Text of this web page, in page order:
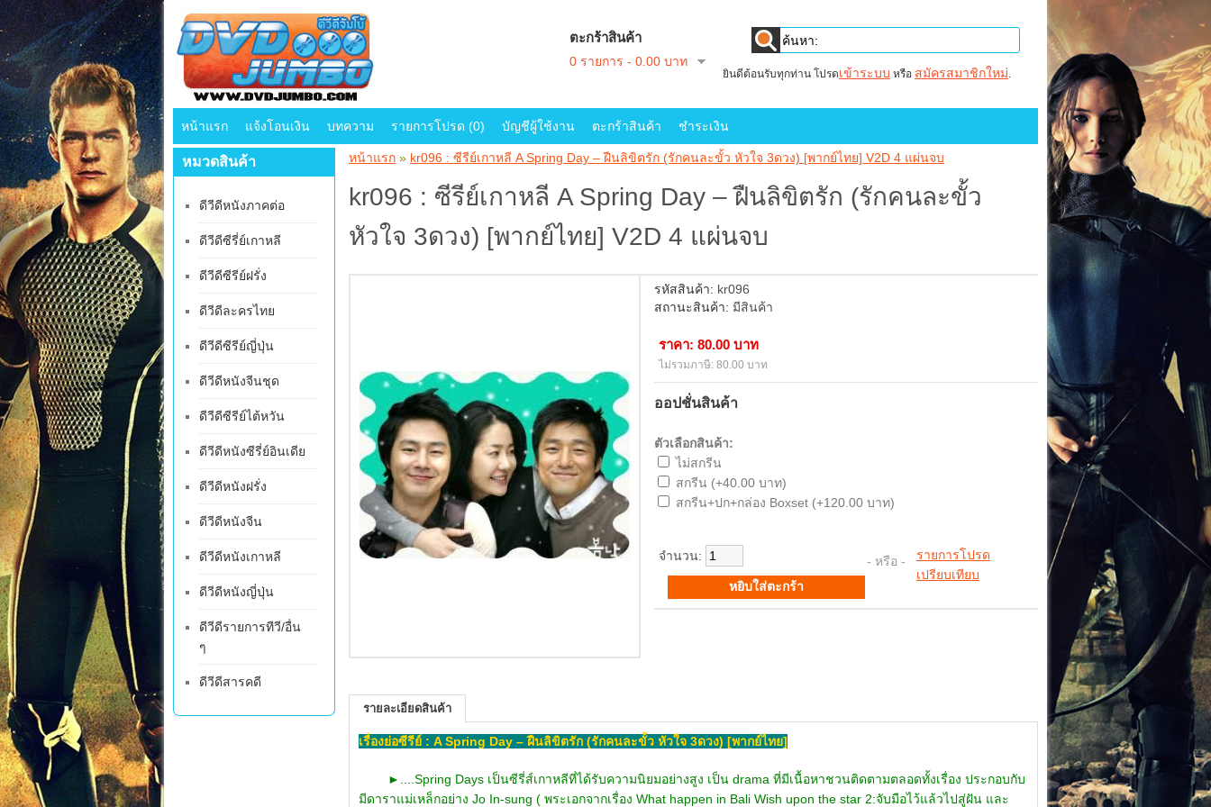
ตะกร้าสินค้า
0 รายการ - 0.00 บาท
ยินดีต้อนรับทุกท่าน โปรดเข้าระบบ หรือ สมัครสมาชิกใหม่.
หน้าแรก แจ้งโอนเงิน บทความ รายการโปรด (0) บัญชีผู้ใช้งาน ตะกร้าสินค้า ชำระเงิน
หมวดสินค้า
ดีวีดีหนังภาคต่อ
ดีวีดีซีรี่ย์เกาหลี
ดีวีดีซีรีย์ฝรั่ง
ดีวีดีละครไทย
ดีวีดีซีรีย์ญี่ปุ่น
ดีวีดีหนังจีนชุด
ดีวีดีซีรีย์ไต้หวัน
ดีวีดีหนังซีรี่ย์อินเดีย
ดีวีดีหนังฝรั่ง
ดีวีดีหนังจีน
ดีวีดีหนังเกาหลี
ดีวีดีหนังญี่ปุ่น
ดีวีดีรายการทีวี/อื่น
ๆ
ดีวีดีสารคดี
หน้าแรก » kr096 : ซีรีย์เกาหลี A Spring Day – ฝืนลิขิตรัก (รักคนละขั้ว หัวใจ 3ดวง) [พากย์ไทย] V2D 4 แผ่นจบ
kr096 : ซีรีย์เกาหลี A Spring Day – ฝืนลิขิตรัก (รักคนละขั้ว
หัวใจ 3ดวง) [พากย์ไทย] V2D 4 แผ่นจบ
รหัสสินค้า: kr096
สถานะสินค้า: มีสินค้า
ราคา: 80.00 บาท
ไม่รวมภาษี: 80.00 บาท
ออปชั่นสินค้า
ตัวเลือกสินค้า:
ไม่สกรีน
สกรีน (+40.00 บาท)
สกรีน+ปก+กล่อง Boxset (+120.00 บาท)
จำนวน: - หรือ - รายการโปรด
เปรียบเทียบ
รายละเอียดสินค้า
เรื่องย่อซีรีย์ : A Spring Day – ฝืนลิขิตรัก (รักคนละขั้ว หัวใจ 3ดวง) [พากย์ไทย]
►
....Spring Days เป็นซีรี่ส์เกาหลีที่ได้รับความนิยมอย่างสูง เป็น drama ที่มีเนื้อหาชวนติดตามตลอดทั้งเรื่อง ประกอบกับ
มีดาราแม่เหล็กอย่าง Jo In-sung ( พระเอกจากเรื่อง What happen in Bali Wish upon the star 2:จับมือไว้แล้วไปสู่ฝัน และ